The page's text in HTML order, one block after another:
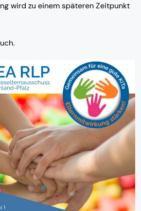
wird zu einem späteren Zeitpunkt